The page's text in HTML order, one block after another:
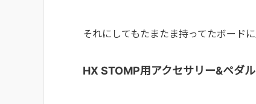
それにしてもたまたま持ってたボード
HX STOMP用アクセサリー&ペダ